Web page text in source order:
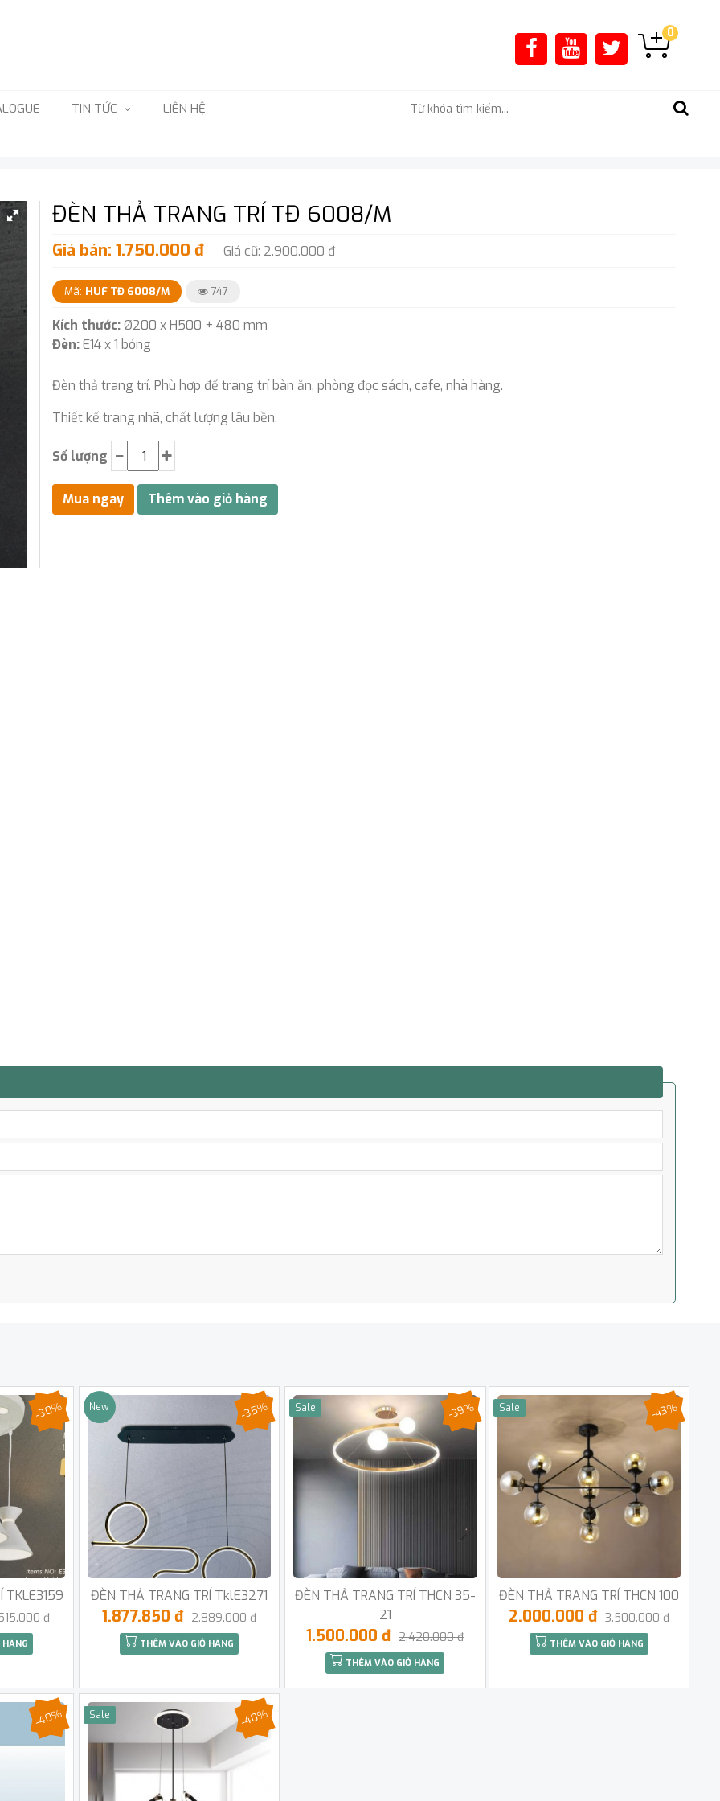
0
TIN TỨC LIÊN HỆ
ĐÈN THẢ TRANG TRÍ TĐ 6008/M
Giá bán: 1.750.000 đ Giá cũ: 2.900.000 đ
Mã: HUF TĐ 6008/M 747
Kích thước: Ø200 x H500 + 480 mm
Đèn: E14 x 1 bóng
Đèn thả trang trí. Phù hợp để trang trí bàn ăn, phòng đọc sách, cafe, nhà hàng.
Thiết kế trang nhã, chất lượng lâu bền.
Số lượng
TKLE3159
-30%
đ
New
ĐÈN THẢ TRANG TRÍ TklE3271
-35%
1.877.850 đ 2.889.000 đ
THÊM VÀO GIỎ HÀNG
Sale
ĐÈN THẢ TRANG TRÍ THCN 35-
21
-39%
1.500.000 đ 2.420.000 đ
THÊM VÀO GIỎ HÀNG
Sale
ĐÈN THẢ TRANG TRÍ THCN 100
-43%
2.000.000 đ 3.500.000 đ
THÊM VÀO GIỎ HÀNG
-40% Sale -40%